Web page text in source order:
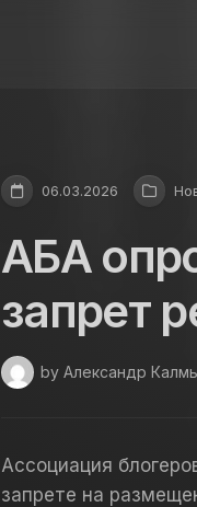
06.03.2026
АБА
запрет
by Александр
Ассоциация
запрете на